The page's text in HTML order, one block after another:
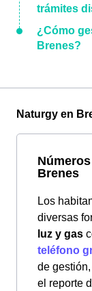
trámites
¿Cómo
Brenes?
Naturgy en
Brenes
Los
diversas
luz y gas
teléfono
de
el reporte